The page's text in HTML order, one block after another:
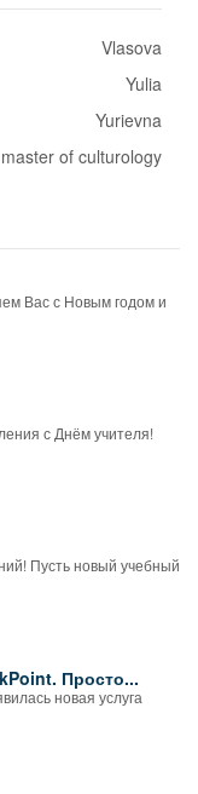
Vlasova
Yulia
Yurievna
master of culturology
Вас с Новым годом и
с Днём учителя!
Пусть новый учебный
Просто...
новая услуга